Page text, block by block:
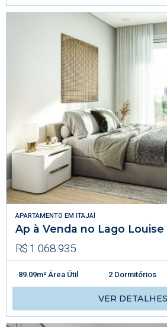
APARTAMENTO EM ITAJAÍ
Ap à Venda no Lago Louise
R$ 1.068.935
89.09m² Área Útil 2 Dormitórios
VER DETALHES